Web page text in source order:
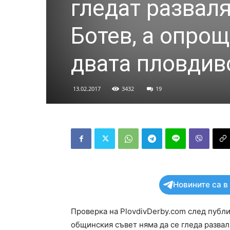
гледат
Ботев, а
двата
13.02.2017 3432 19
Новините са
Проверка на PlovdivDerby.com след
общинския съвет няма да се гледа